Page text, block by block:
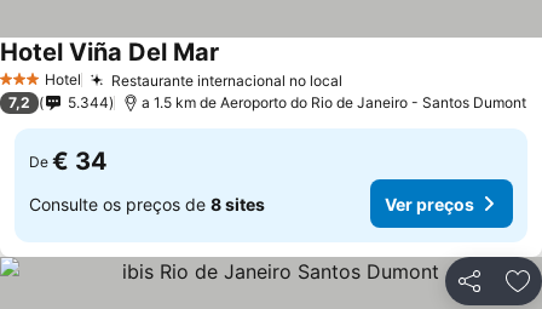
3 EstrelasHotel Restaurante internacional no local
Hotel Viña Del Mar
7,2 5.344 a 1.5 km de Aeroporto do Rio de Janeiro - Santos Dumont
De € 34
Consulte os preços de 8 sites Ver preços
Partilhar